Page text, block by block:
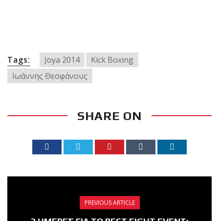
Tags: Joya 2014
Kick Boxing
Ιωάννης Θεοφάνους
SHARE ON
PREVIOUS ARTICLE